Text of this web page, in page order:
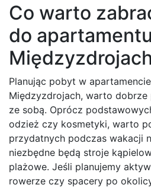
Co warto
do
Międzyzdrojach
Planując pobyt w
Międzyzdrojach, warto dobrze
ze sobą. Oprócz
odzież czy kosmetyki, warto
przydatnych podczas wakacji
niezbędne będą stroje
plażowe. Jeśli planujemy
rowerze czy spacery po